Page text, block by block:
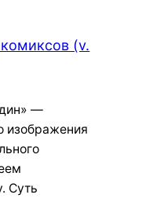
(v.
—
изображения
Суть